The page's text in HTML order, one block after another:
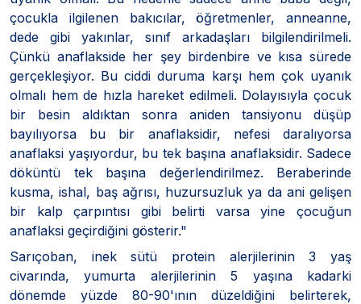
çocukla ilgilenen bakıcılar, öğretmenler, anneanne,
dede gibi yakınlar, sınıf arkadaşları bilgilendirilmeli.
Çünkü anaflakside her şey birdenbire ve kısa sürede
gerçekleşiyor. Bu ciddi duruma karşı hem çok uyanık
olmalı hem de hızla hareket edilmeli. Dolayısıyla çocuk
bir besin aldıktan sonra aniden tansiyonu düşüp
bayılıyorsa bu bir anaflaksidir, nefesi daralıyorsa
anaflaksi yaşıyordur, bu tek başına anaflaksidir. Sadece
döküntü tek başına değerlendirilmez. Beraberinde
kusma, ishal, baş ağrısı, huzursuzluk ya da ani gelişen
bir kalp çarpıntısı gibi belirti varsa yine çocuğun
anaflaksi geçirdiğini gösterir."
Sarıçoban, inek sütü protein alerjilerinin 3 yaş
civarında, yumurta alerjilerinin 5 yaşına kadarki
dönemde yüzde 80-90'ının düzeldiğini belirterek,